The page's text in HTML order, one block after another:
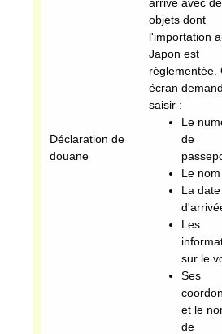
Déclaration de
douane
objets dont
l'importation
Japon est
réglementée.
écran
saisir :
Le
de
Le nom
La date
Les
sur le
Ses
et le
de